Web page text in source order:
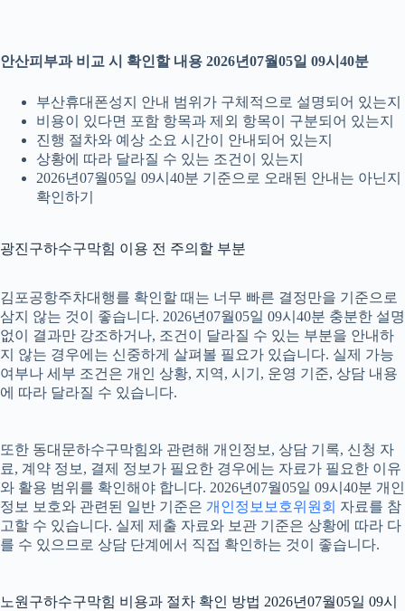
안산피부과 비교 시 확인할 내용 2026년07월05일 09시40분
부산휴대폰성지 안내 범위가 구체적으로 설명되어 있는지
비용이 있다면 포함 항목과 제외 항목이 구분되어 있는지
진행 절차와 예상 소요 시간이 안내되어 있는지
상황에 따라 달라질 수 있는 조건이 있는지
2026년07월05일 09시40분 기준으로 오래된 안내는 아닌지
확인하기
광진구하수구막힘 이용 전 주의할 부분
김포공항주차대행를 확인할 때는 너무 빠른 결정만을 기준으로
삼지 않는 것이 좋습니다. 2026년07월05일 09시40분 충분한 설명
없이 결과만 강조하거나, 조건이 달라질 수 있는 부분을 안내하
지 않는 경우에는 신중하게 살펴볼 필요가 있습니다. 실제 가능
여부나 세부 조건은 개인 상황, 지역, 시기, 운영 기준, 상담 내용
에 따라 달라질 수 있습니다.
또한 동대문하수구막힘와 관련해 개인정보, 상담 기록, 신청 자
료, 계약 정보, 결제 정보가 필요한 경우에는 자료가 필요한 이유
와 활용 범위를 확인해야 합니다. 2026년07월05일 09시40분 개인
정보 보호와 관련된 일반 기준은 개인정보보호위원회 자료를 참
고할 수 있습니다. 실제 제출 자료와 보관 기준은 상황에 따라 다
를 수 있으므로 상담 단계에서 직접 확인하는 것이 좋습니다.
노원구하수구막힘 비용과 절차 확인 방법 2026년07월05일 09시